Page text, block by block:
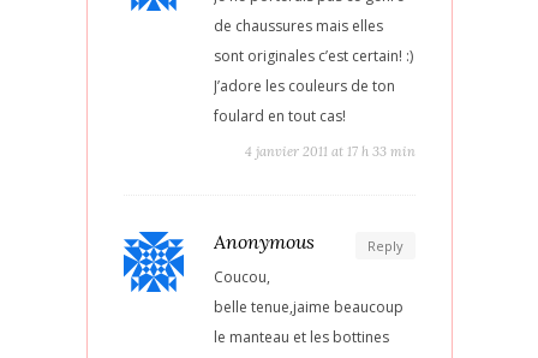
de chaussures mais elles
sont originales c’est certain! :)
J’adore les couleurs de ton
foulard en tout cas!
4 janvier 2011 at 17 h 33 min
Reply
Anonymous
Coucou,
belle tenue,jaime beaucoup
le manteau et les bottines